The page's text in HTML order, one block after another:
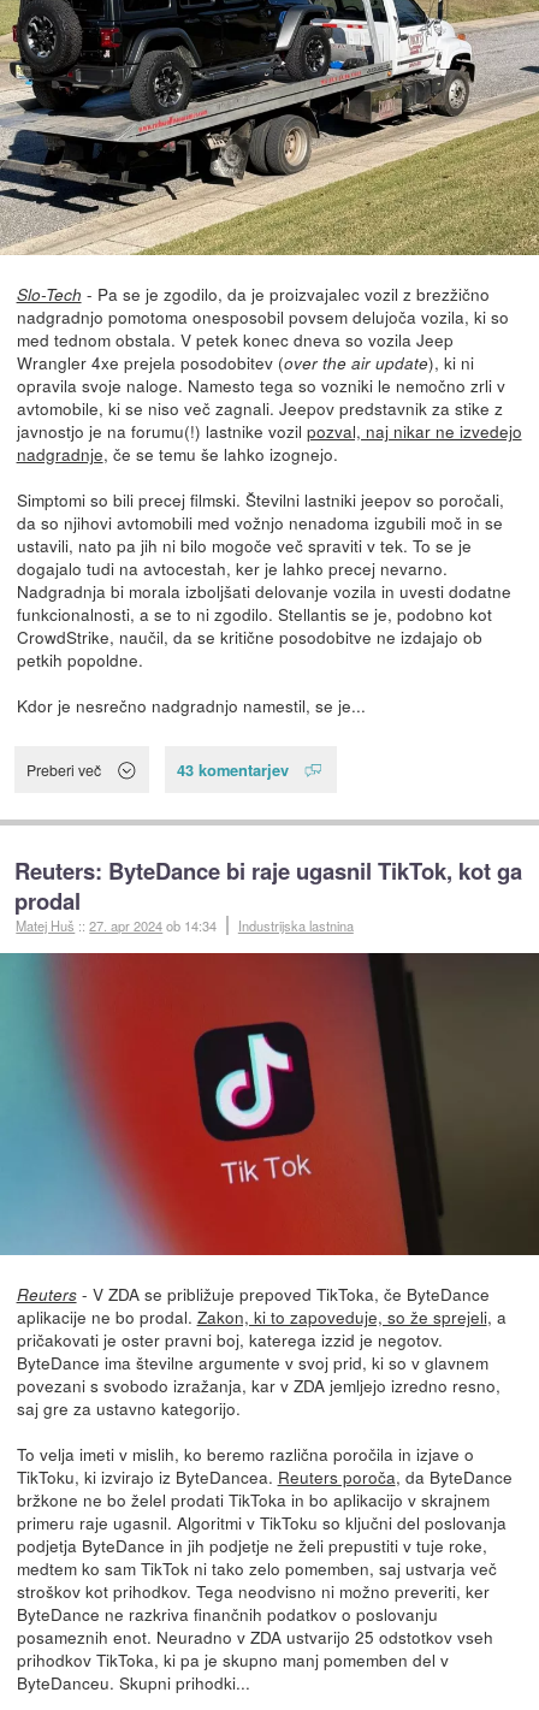
Slo-Tech - Pa se je zgodilo, da je proizvajalec vozil z brezžično
nadgradnjo pomotoma onesposobil povsem delujoča vozila, ki so
med tednom obstala. V petek konec dneva so vozila Jeep
Wrangler 4xe prejela posodobitev (over the air update), ki ni
opravila svoje naloge. Namesto tega so vozniki le nemočno zrli v
avtomobile, ki se niso več zagnali. Jeepov predstavnik za stike z
javnostjo je na forumu(!) lastnike vozil pozval, naj nikar ne izvedejo
nadgradnje, če se temu še lahko izognejo.
Simptomi so bili precej filmski. Številni lastniki jeepov so poročali,
da so njihovi avtomobili med vožnjo nenadoma izgubili moč in se
ustavili, nato pa jih ni bilo mogoče več spraviti v tek. To se je
dogajalo tudi na avtocestah, ker je lahko precej nevarno.
Nadgradnja bi morala izboljšati delovanje vozila in uvesti dodatne
funkcionalnosti, a se to ni zgodilo. Stellantis se je, podobno kot
CrowdStrike, naučil, da se kritične posodobitve ne izdajajo ob
petkih popoldne.
Kdor je nesrečno nadgradnjo namestil, se je...
Preberi več 43 komentarjev
Reuters: ByteDance bi raje ugasnil TikTok, kot ga
prodal
Matej Huš ::27. apr 2024ob 14:34 Industrijska lastnina
Reuters- V ZDA se približuje prepoved TikToka, če ByteDance
aplikacije ne bo prodal. Zakon, ki to zapoveduje, so že sprejeli, a
pričakovati je oster pravni boj, katerega izzid je negotov.
ByteDance ima številne argumente v svoj prid, ki so v glavnem
povezani s svobodo izražanja, kar v ZDA jemljejo izredno resno,
saj gre za ustavno kategorijo.
To velja imeti v mislih, ko beremo različna poročila in izjave o
TikToku, ki izvirajo iz ByteDancea. Reuters poroča, da ByteDance
bržkone ne bo želel prodati TikToka in bo aplikacijo v skrajnem
primeru raje ugasnil. Algoritmi v TikToku so ključni del poslovanja
podjetja ByteDance in jih podjetje ne želi prepustiti v tuje roke,
medtem ko sam TikTok ni tako zelo pomemben, saj ustvarja več
stroškov kot prihodkov. Tega neodvisno ni možno preveriti, ker
ByteDance ne razkriva finančnih podatkov o poslovanju
posameznih enot. Neuradno v ZDA ustvarijo 25 odstotkov vseh
prihodkov TikToka, ki pa je skupno manj pomemben del v
ByteDanceu. Skupni prihodki...